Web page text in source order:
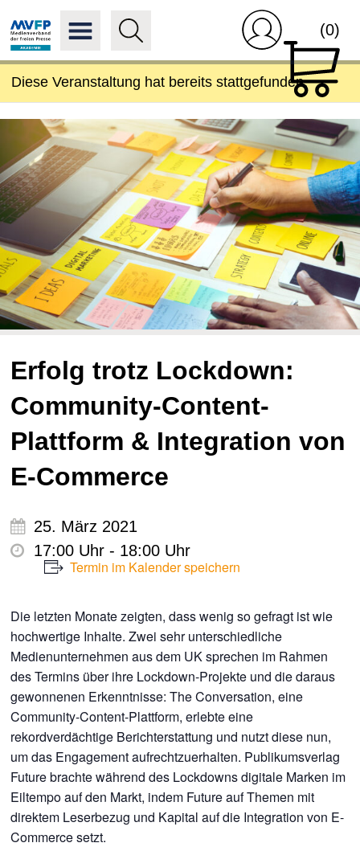
(0)
Diese Veranstaltung hat bereits stattgefunden.
Erfolg trotz Lockdown:
Community-Content-
Plattform & Integration von
E-Commerce
25. März 2021
17:00 Uhr - 18:00 Uhr
Termin im Kalender speichern
Die letzten Monate zeigten, dass wenig so gefragt ist wie
hochwertige Inhalte. Zwei sehr unterschiedliche
Medienunternehmen aus dem UK sprechen im Rahmen
des Termins über ihre Lockdown-Projekte und die daraus
gewonnenen Erkenntnisse: The Conversation, eine
Community-Content-Plattform, erlebte eine
rekordverdächtige Berichterstattung und nutzt diese nun,
um das Engagement aufrechtzuerhalten. Publikumsverlag
Future brachte während des Lockdowns digitale Marken im
Eiltempo auf den Markt, indem Future auf Themen mit
direktem Leserbezug und Kapital auf die Integration von E-
Commerce setzt.